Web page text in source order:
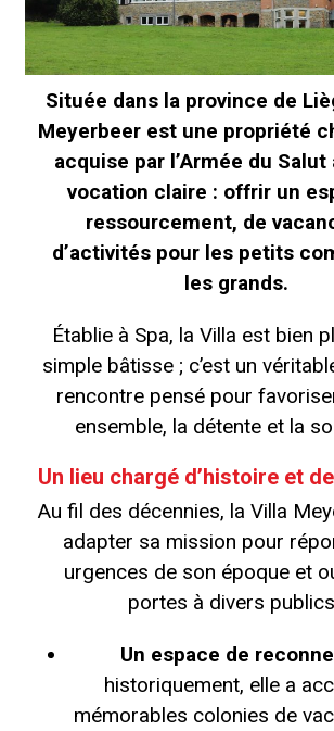
Située dans la province de
Meyerbeer est une propriété
acquise par l’Armée du Salut
vocation claire : offrir un
ressourcement, de
d’activités pour les petits
les grands.
Établie à Spa, la Villa est bien
simple bâtisse ; c’est un
rencontre pensé pour
ensemble, la détente et la
Un lieu chargé d’histoire et
Au fil des décennies, la Villa
adapter sa mission pour
urgences de son époque et
portes à divers
Un espace de
historiquement, elle a
mémorables colonies de